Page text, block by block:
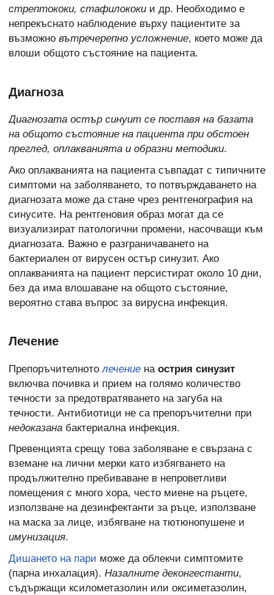
стрептококи, стафилококи и др. Необходимо е
непрекъснато наблюдение върху пациентите за
възможно вътречерепно усложнение, което може да
влоши общото състояние на пациента.
Диагноза
Диагнозата остър синуит се поставя на базата
на общото състояние на пациента при обстоен
преглед, оплакванията и образни методики.
Ако оплакванията на пациента съвпадат с типичните
симптоми на заболяването, то потвърждаването на
диагнозата може да стане чрез рентгенография на
синусите. На рентгеновия образ могат да се
визуализират патологични промени, насочващи към
диагнозата. Важно е разграничаването на
бактериален от вирусен остър синузит. Ако
оплакванията на пациент персистират около 10 дни,
без да има влошаване на общото състояние,
вероятно става въпрос за вирусна инфекция.
Лечение
Препоръчителнотолечение на острия синузит
включва почивка и прием на голямо количество
течности за предотвратяването на загуба на
течности. Антибиотици не са препоръчителни при
недоказана бактериална инфекция.
Превенцията срещу това заболяване е свързана с
вземане на лични мерки като избягването на
продължително пребиваване в непроветливи
помещения с много хора, често миене на ръцете,
използване на дезинфектанти за ръце, използване
на маска за лице, избягване на тютюнопушене и
имунизация.
Дишането на пари може да облекчи симптомите
(парна инхалация). Назалните деконгестанти,
съдържащи ксилометазолин или оксиметазолин,